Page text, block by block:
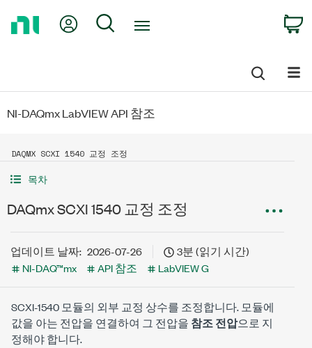
My Account
Search
NI-DAQmx LabVIEW API 참조
DAQMX SCXI 1540 교정 조정
목차
DAQmx SCXI 1540 교정 조정
업데이트 날짜: 2026-07-26
3분 (읽기 시간)
NI-DAQ™mx
API 참조 LabVIEW G
SCXI-1540 모듈의 외부 교정 상수를 조정합니다. 모듈에
값을 아는 전압을 연결하여 그 전압을 참조 전압으로 지
정해야 합니다.